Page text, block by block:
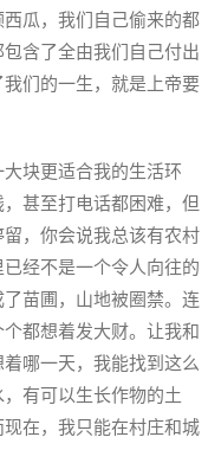
瓜，我们自己偷来的都
含了全由我们自己付出
们的一生，就是上帝要
块更适合我的生活环
甚至打电话都困难，但
，你会说我总该有农村
经不是一个令人向往的
苗圃，山地被圈禁。连
都想着发大财。让我和
哪一天，我能找到这么
有可以生长作物的土
在，我只能在村庄和城